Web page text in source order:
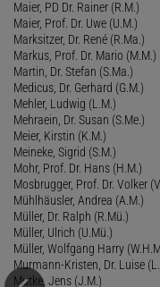
Maier, PD Dr. Rainer (R.M.)
Maier, Prof. Dr. Uwe (U.M.)
Marksitzer, Dr. René (R.Ma.)
Markus, Prof. Dr. Mario (M.M.)
Martin, Dr. Stefan (S.Ma.)
Medicus, Dr. Gerhard (G.M.)
Mehler, Ludwig (L.M.)
Mehraein, Dr. Susan (S.Me.)
Meier, Kirstin (K.M.)
Meineke, Sigrid (S.M.)
Mohr, Prof. Dr. Hans (H.M.)
Mosbrugger, Prof. Dr. Volker
Mühlhäusler, Andrea (A.M.)
Müller, Dr. Ralph (R.Mü.)
Müller, Ulrich (U.Mü.)
Müller, Wolfgang Harry
Murmann-Kristen, Dr. Luise
Mutke, Jens (J.M.)